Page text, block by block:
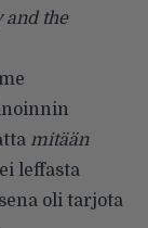
and the
mitään
leffasta
oli tarjota